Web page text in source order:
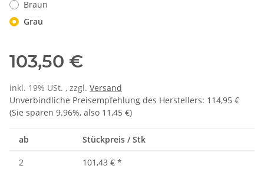
Braun
Grau
103,50 €
inkl. 19% USt. , zzgl. Versand
Unverbindliche Preisempfehlung des Herstellers: 114,95 €
(Sie sparen 9.96%, also 11,45 €)
ab Stückpreis / Stk
2 101,43 € *